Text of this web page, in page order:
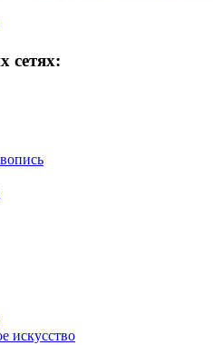
искусство